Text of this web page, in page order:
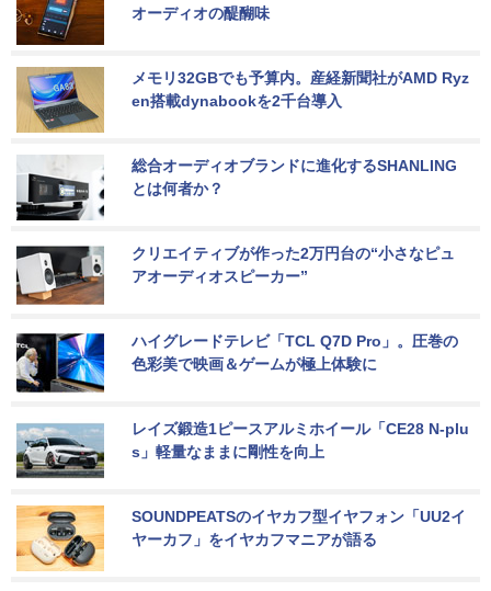
オーディオの醍醐味
メモリ32GBでも予算内。産経新聞社がAMD Ryz
en搭載dynabookを2千台導入
総合オーディオブランドに進化するSHANLING
とは何者か？
クリエイティブが作った2万円台の“小さなピュ
アオーディオスピーカー”
ハイグレードテレビ「TCL Q7D Pro」。圧巻の
色彩美で映画＆ゲームが極上体験に
レイズ鍛造1ピースアルミホイール「CE28 N-plu
s」軽量なままに剛性を向上
SOUNDPEATSのイヤカフ型イヤフォン「UU2イ
ヤーカフ」をイヤカフマニアが語る